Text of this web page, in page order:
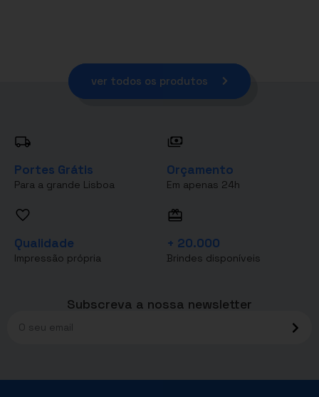
ver todos os produtos
Portes Grátis
Para a grande Lisboa
Orçamento
Em apenas 24h
Qualidade
Impressão própria
+ 20.000
Brindes disponíveis
Subscreva a nossa newsletter